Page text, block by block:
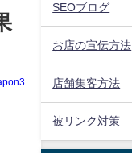
SEOブログ
お店の宣伝方法
店舗集客方法
被リンク対策